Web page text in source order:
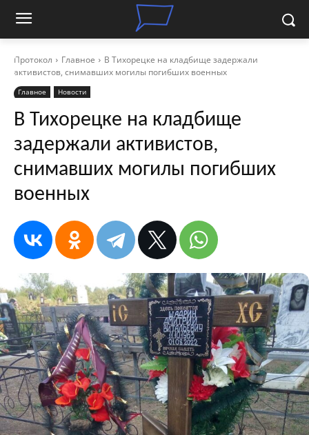
Протокол Главное
В Тихорецке на кладбище задержали
активистов, снимавших могилы погибших военных
Главное Новости
В Тихорецке на кладбище
задержали активистов,
снимавших могилы погибших
военных